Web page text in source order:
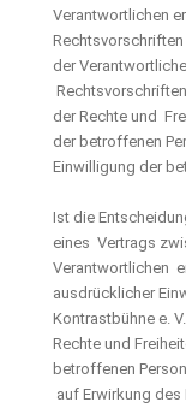
Verantwortlichen
der
der Rechte und
der betroffenen
Einwilligung der
Ist die
eines Vertrags
Verantwortlichen
ausdrücklicher
Kontrastbühne e.
Rechte und
betroffenen
auf Erwirkung des